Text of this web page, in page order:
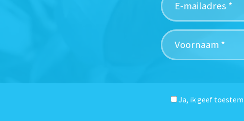
Ja, ik geef